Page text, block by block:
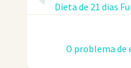
Dieta de 21 dias
O problema de